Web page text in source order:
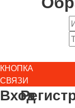
КНОПКА
СВЯЗИ
Вход